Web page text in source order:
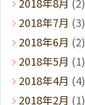
2018年7月 (3)
2018年6月 (2)
2018年5月 (1)
2018年4月 (4)
2018年2月 (1)